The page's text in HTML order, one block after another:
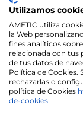
We use
Utilizamos
AMETIC utiliza
la Web
fines analíticos
relacionada con tus
de tus datos de
Política de Cookies.
rechazarlas o
política de Cookies
de-cookies